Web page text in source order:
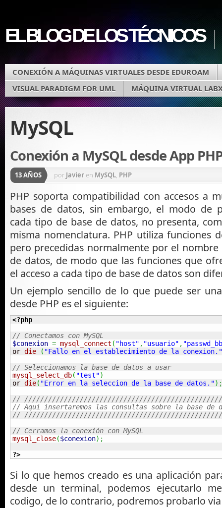
EL BLOG DE LOS TÉCNICOS
CONEXIÓN A MÁQUINAS VIRTUALES DESDE EDUROAM
VISUAL PARADIGM FOR UML
MÁQUINA VIRTUAL
MySQL
Conexión a MySQL desde App
13 AÑOS por Javier en MySQL, PHP
PHP soporta compatibilidad con accesos a
bases de datos, sin embargo, el modo de
cada tipo de base de datos, no presenta,
misma nomenclatura. PHP utiliza funciones
pero precedidas normalmente por el nombre
de datos, de modo que las funciones que
el acceso a cada tipo de base de datos son
Un ejemplo sencillo de lo que puede ser
desde PHP es el siguiente:
<?php
// Conectamos con MySQL
$conexion = mysql_connect ( "host" , "usuario" ,
or die ( "Fallo en el establecimiento de la conexion."
// Seleccionamos la base de datos a usar
mysql_select_db( "test")
or die( "Error en la seleccion de la base de datos.") ;
//
// Aqui insertaremos las consultas sobre la base
//
// Cerramos la conexión con MySQL
mysql_close($conexion) ;
?>
Si lo que hemos creado es una aplicación
desde un terminal, podemos ejecutarlo
codigo, de lo contrario, podremos probarlo via